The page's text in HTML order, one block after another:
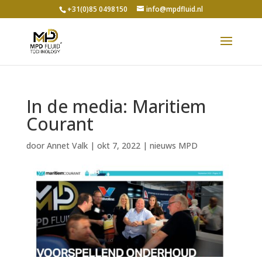
+31(0)85 0498150 info@mpdfluid.nl
In de media: Maritiem
Courant
door Annet Valk| okt 7, 2022| nieuws MPD